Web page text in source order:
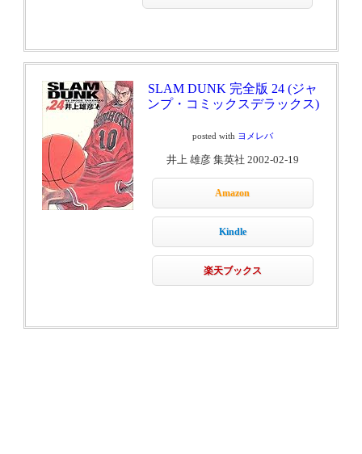
SLAM DUNK 完全版 24 (ジャ
ンプ・コミックスデラックス)
posted with ヨメレバ
井上 雄彦 集英社 2002-02-19
Amazon
Kindle
楽天ブックス